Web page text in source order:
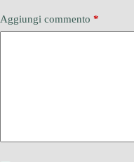
Aggiungi commento *